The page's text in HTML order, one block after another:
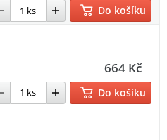
Do košíku
664 Kč
Do košíku